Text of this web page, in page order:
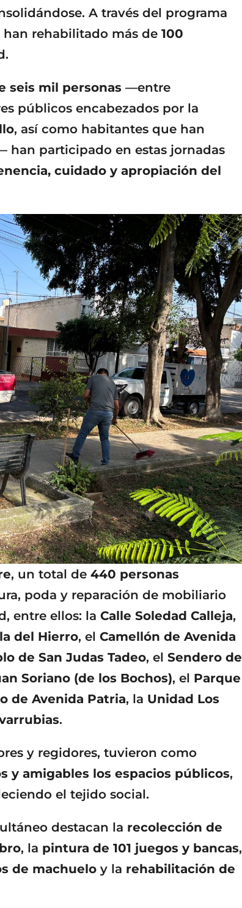
A través del programa
han rehabilitado más de 100
seis mil personas —entre
públicos encabezados por la
, así como habitantes que han
participado en estas jornadas
cuidado y apropiación del
, un total de 440 personas
poda y reparación de mobiliario
entre ellos: la Calle Soledad Calleja,
del Hierro, el Camellón de Avenida
de San Judas Tadeo, el Sendero de
Soriano (de los Bochos), el Parque
de Avenida Patria, la Unidad Los
.
y regidores, tuvieron como
y amigables los espacios públicos,
el tejido social.
destacan la recolección de
, la pintura de 101 juegos y bancas,
de machuelo y la rehabilitación de